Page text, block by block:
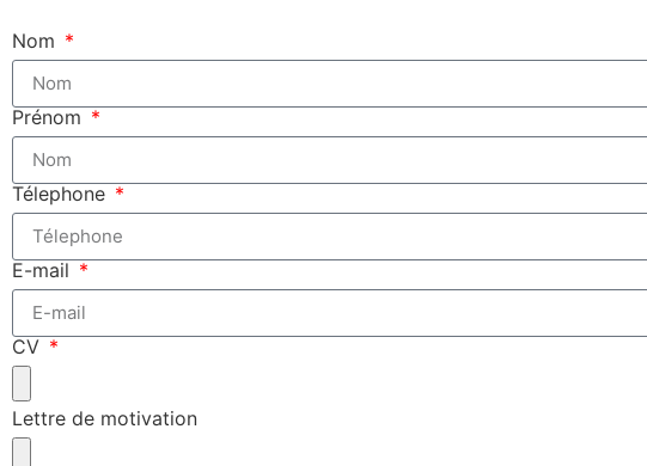
Nom
Prénom
Télephone
E-mail
CV
Lettre de motivation